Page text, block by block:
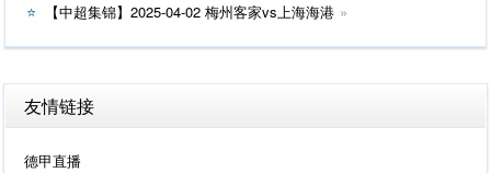
【中超集锦】2025-04-02 梅州客家vs上海海港
友情链接
德甲直播